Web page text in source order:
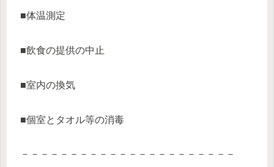
■体温測定
■飲食の提供の中止
■室内の換気
■個室とタオル等の消毒
－－－－－－－－－－－－－－－－－－－－－－